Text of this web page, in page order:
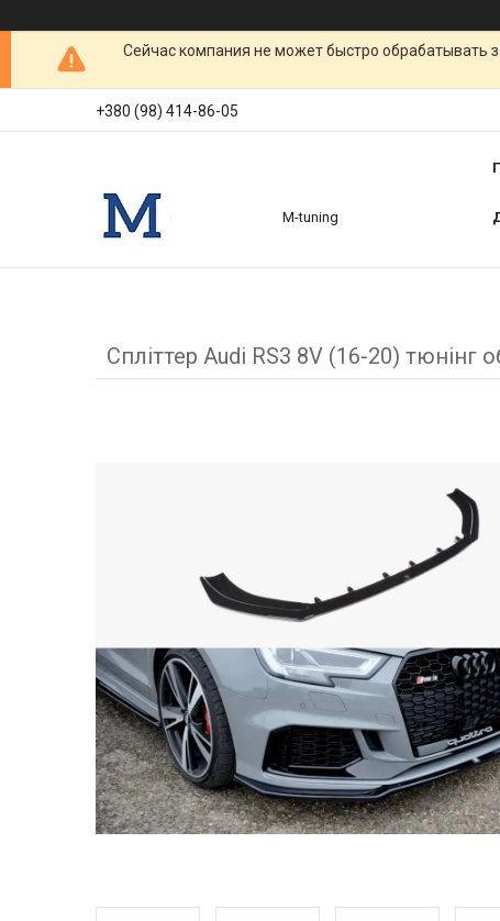
Сейчас компания не может быстро обрабатывать
+380 (98) 414-86-05
M-tuning
Спліттер Audi RS3 8V (16-20) тюнінг